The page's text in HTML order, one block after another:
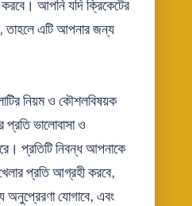
আপনি যদি ক্রিকেটের
তাহলে এটি আপনার জন্য
নিয়ম ও কৌশলবিষয়ক
ভালোবাসা ও
প্রতিটি নিবন্ধ আপনাকে
প্রতি আগ্রহী করবে,
যোগাবে, এবং